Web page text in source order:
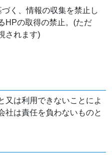
く、情報の収集を禁止し
HPの取得の禁止。(ただ
されます)
又は利用できないことによ
社は責任を負わないものと